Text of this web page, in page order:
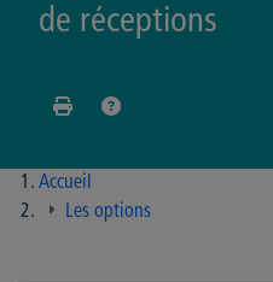
de réceptions
Accueil
Les options